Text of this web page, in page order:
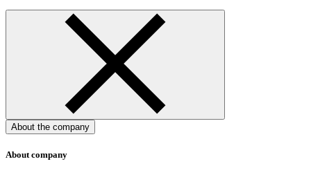
About the company
About company